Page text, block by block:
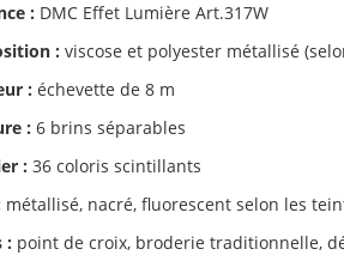
: DMC Effet Lumière Art.317W
: viscose et polyester métallisé
: échevette de 8 m
: 6 brins séparables
: 36 coloris scintillants
métallisé, nacré, fluorescent selon les
: point de croix, broderie traditionnelle,